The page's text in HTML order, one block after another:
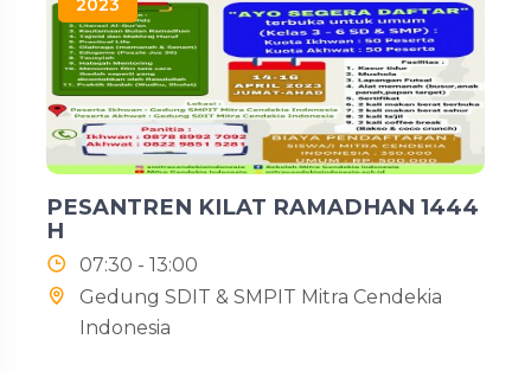
2023
PESANTREN KILAT RAMADHAN 1444
H
07:30 - 13:00
Gedung SDIT & SMPIT Mitra Cendekia
Indonesia